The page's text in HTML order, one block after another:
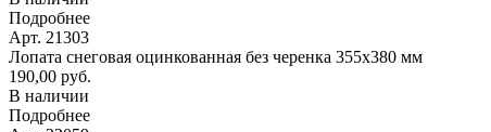
Подробнее
Арт. 21303
Лопата снеговая оцинкованная без черенка 355х380 мм
190,00 руб.
В наличии
Подробнее